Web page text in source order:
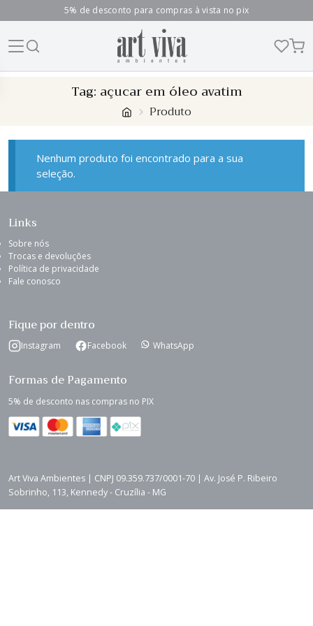
5% de desconto para compras à vista no pix
Tag: açucar em óleo avatim
Produto
Nenhum produto foi encontrado para a sua
seleção.
Links
Sobre nós
Trocas e devoluções
Política de privacidade
Fale conosco
Fique por dentro
Instagram Facebook WhatsApp
Formas de Pagamento
5% de desconto nas compras no PIX
Art Viva Ambientes | CNPJ 09.359.737/0001-70 | Av. José P. Ribeiro
Sobrinho, 113, Kennedy - Cruzília - MG